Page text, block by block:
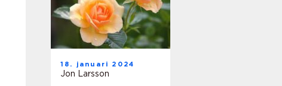
18. januari 2024
Jon Larsson